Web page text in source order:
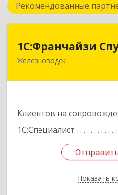
Рекомендованные
1С:Франчайзи
Железноводск
Клиентов на
1С:Специалист
Показать
357430,